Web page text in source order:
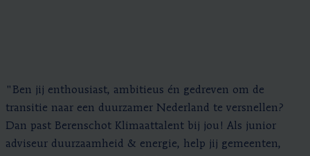
"Ben jij enthousiast, ambitieus én gedreven om de
transitie naar een duurzamer Nederland te versnellen?
Dan past Berenschot Klimaattalent bij jou! Als junior
adviseur duurzaamheid & energie, help jij gemeenten,